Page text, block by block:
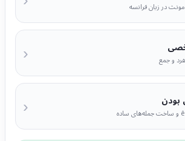
در زبان فرانسه
و جمع ‹
‹